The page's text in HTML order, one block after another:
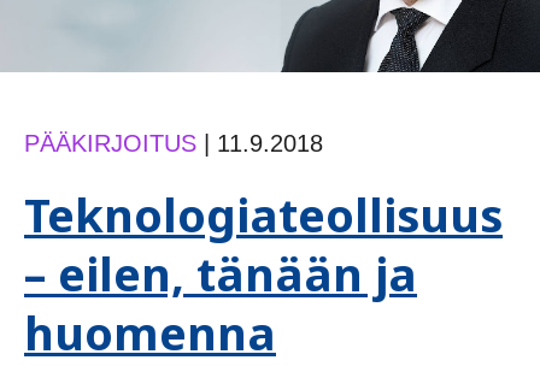
PÄÄKIRJOITUS 11.9.2018
Teknologiateollisuus
– eilen, tänään ja
huomenna